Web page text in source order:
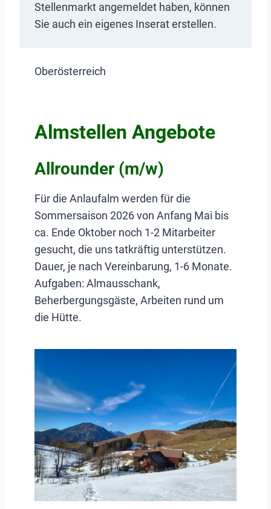
Stellenmarkt angemeldet haben, können
Sie auch ein eigenes Inserat erstellen.
Oberösterreich
Almstellen Angebote
Allrounder (m/w)
Für die Anlaufalm werden für die
Sommersaison 2026 von Anfang Mai bis
ca. Ende Oktober noch 1-2 Mitarbeiter
gesucht, die uns tatkräftig unterstützen.
Dauer, je nach Vereinbarung, 1-6 Monate.
Aufgaben: Almausschank,
Beherbergungsgäste, Arbeiten rund um
die Hütte.